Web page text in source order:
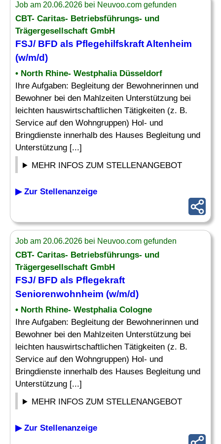
Job am 20.06.2026 bei Neuvoo.com gefunden
CBT- Caritas- Betriebsführungs- und
Trägergesellschaft GmbH
FSJ/ BFD als Pflegehilfskraft Altenheim
(w/m/d)
• North Rhine- Westphalia Düsseldorf
Ihre Aufgaben: Begleitung der Bewohnerinnen und
Bewohner bei den Mahlzeiten Unterstützung bei
leichten hauswirtschaftlichen Tätigkeiten (z. B.
Service auf den Wohngruppen) Hol- und
Bringdienste innerhalb des Hauses Begleitung und
Unterstützung [...]
MEHR INFOS ZUM STELLENANGEBOT
▶ Zur Stellenanzeige
Job am 20.06.2026 bei Neuvoo.com gefunden
CBT- Caritas- Betriebsführungs- und
Trägergesellschaft GmbH
FSJ/ BFD als Pflegekraft
Seniorenwohnheim (w/m/d)
• North Rhine- Westphalia Cologne
Ihre Aufgaben: Begleitung der Bewohnerinnen und
Bewohner bei den Mahlzeiten Unterstützung bei
leichten hauswirtschaftlichen Tätigkeiten (z. B.
Service auf den Wohngruppen) Hol- und
Bringdienste innerhalb des Hauses Begleitung und
Unterstützung [...]
MEHR INFOS ZUM STELLENANGEBOT
▶ Zur Stellenanzeige